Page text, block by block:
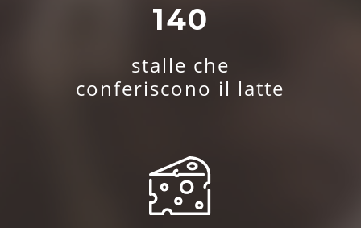
140
stalle che
conferiscono il latte